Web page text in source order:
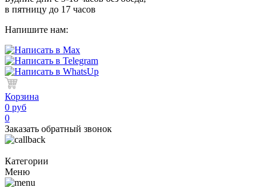
в пятницу до 17 часов
Напишите нам:
Корзина
0 руб
0
Заказать обратный звонок
Категории
Меню